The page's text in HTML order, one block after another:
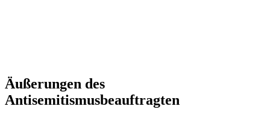
Äußerungen des
Antisemitismusbeauftragten